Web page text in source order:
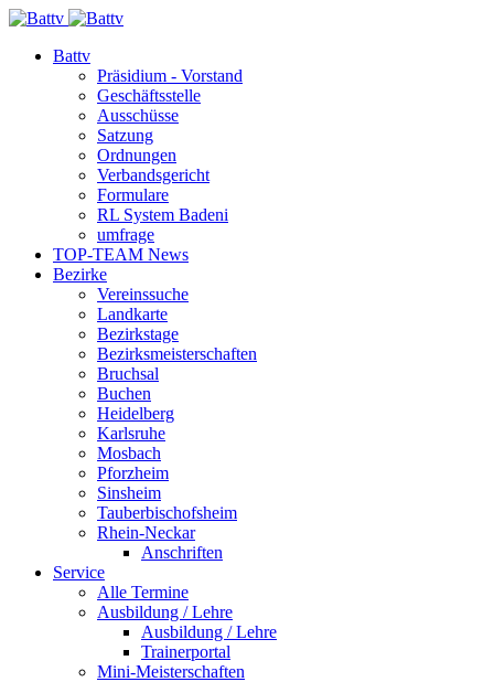
Battv
Präsidium - Vorstand
Geschäftsstelle
Ausschüsse
Satzung
Ordnungen
Verbandsgericht
Formulare
RL System Badeni
umfrage
TOP-TEAM News
Bezirke
Vereinssuche
Landkarte
Bezirkstage
Bezirksmeisterschaften
Bruchsal
Buchen
Heidelberg
Karlsruhe
Mosbach
Pforzheim
Sinsheim
Tauberbischofsheim
Rhein-Neckar
Anschriften
Service
Alle Termine
Ausbildung / Lehre
Ausbildung / Lehre
Trainerportal
Mini-Meisterschaften